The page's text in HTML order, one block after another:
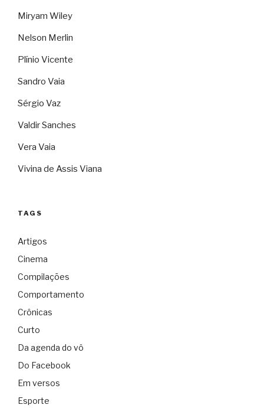
Miryam Wiley
Nelson Merlin
Plínio Vicente
Sandro Vaia
Sérgio Vaz
Valdir Sanches
Vera Vaia
Vivina de Assis Viana
TAGS
Artigos
Cinema
Compilações
Comportamento
Crônicas
Curto
Da agenda do vô
Do Facebook
Em versos
Esporte